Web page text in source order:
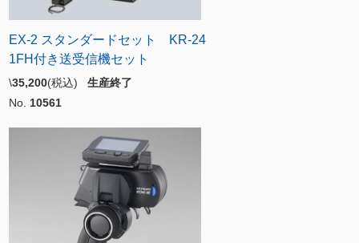
EX-2 スタンダードセット KR-24
1FH付き送受信機セット
\35,200(税込) 生産終了
No. 10561